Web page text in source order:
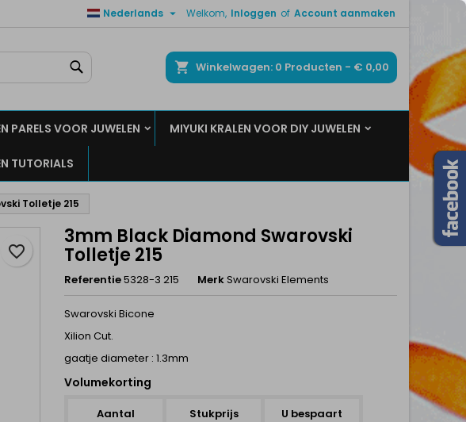
Welkom, Inloggen of Account aanmaken
Nederlands 
Winkelwagen 0 Producten - € 0,00
PARELS VOOR JUWELEN MIYUKI KRALEN VOOR DIY JUWELEN
TUTORIALS
Tolletje 215
3mm Black Diamond Swarovski
Tolletje 215
Referentie5328-3 215 MerkSwarovski Elements
Swarovski Bicone
Xilion Cut.
gaatje diameter : 1.3mm
Volumekorting
Aantal Stukprijs U bespaart
favorite_border
op te slaan.
Inloggen